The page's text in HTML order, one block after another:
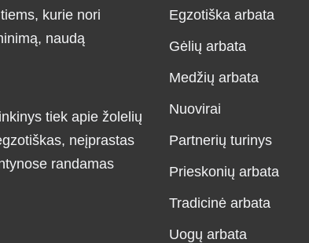
kurie nori
naudą
tiek apie žolelių
neįprastas
randamas
Egzotiška arbata
Gėlių arbata
Medžių arbata
Nuovirai
Partnerių turinys
Prieskonių arbata
Tradicinė arbata
Uogų arbata